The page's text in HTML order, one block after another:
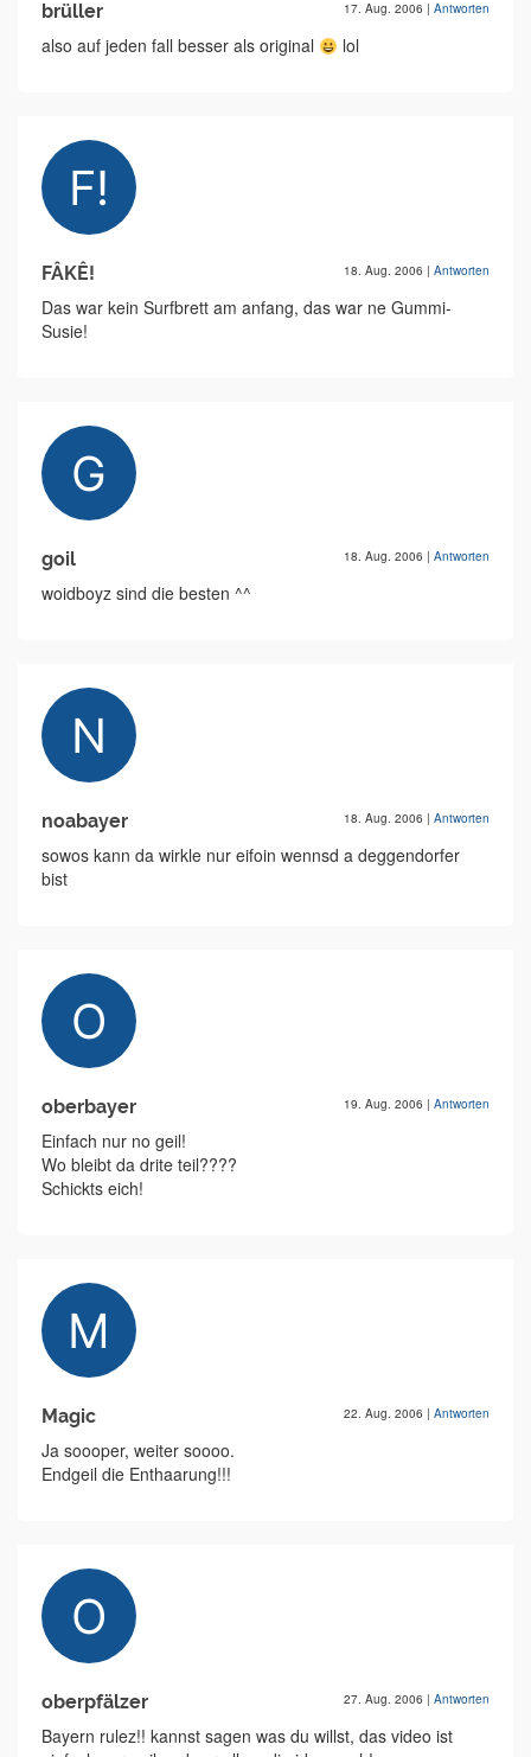
brüller 17. Aug. 2006 | Antworten
also auf jeden fall besser als original lol
FÂKÊ! 18. Aug. 2006 | Antworten
Das war kein Surfbrett am anfang, das war ne Gummi-
Susie!
goil 18. Aug. 2006 | Antworten
woidboyz sind die besten ^^
noabayer 18. Aug. 2006 | Antworten
sowos kann da wirkle nur eifoin wennsd a deggendorfer
bist
oberbayer 19. Aug. 2006 | Antworten
Einfach nur no geil!
Wo bleibt da drite teil????
Schickts eich!
Magic 22. Aug. 2006 | Antworten
Ja soooper, weiter soooo.
Endgeil die Enthaarung!!!
oberpfälzer 27. Aug. 2006 | Antworten
Bayern rulez!! kannst sagen was du willst, das video ist